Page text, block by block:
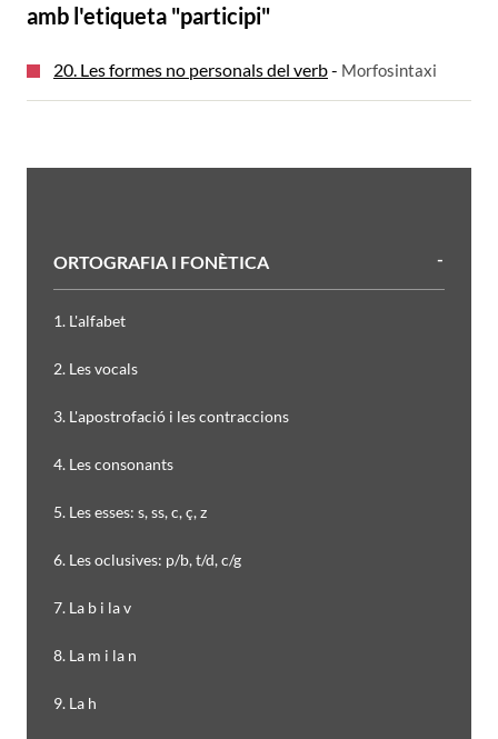
amb l'etiqueta "participi"
20. Les formes no personals del verb- Morfosintaxi
ORTOGRAFIA I FONÈTICA
1. L'alfabet
2. Les vocals
3. L'apostrofació i les contraccions
4. Les consonants
5. Les esses: s, ss, c, ç, z
6. Les oclusives: p/b, t/d, c/g
7. La b i la v
8. La m i la n
9. La h